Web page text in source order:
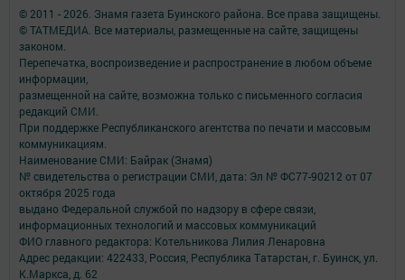
© 2011 - 2026. Знамя газета Буинского района. Все права защищены.
© ТАТМЕДИА. Все материалы, размещенные на сайте, защищены
законом.
Перепечатка, воспроизведение и распространение в любом объеме
информации,
размещенной на сайте, возможна только с письменного согласия
редакций СМИ.
При поддержке Республиканского агентства по печати и массовым
коммуникациям.
Наименование СМИ: Байрак (Знамя)
№ свидетельства о регистрации СМИ, дата: Эл № ФС77-90212 от 07
октября 2025 года
выдано Федеральной службой по надзору в сфере связи,
информационных технологий и массовых коммуникаций
ФИО главного редактора: Котельникова Лилия Ленаровна
Адрес редакции: 422433, Россия, Республика Татарстан, г. Буинск, ул.
К.Маркса, д. 62